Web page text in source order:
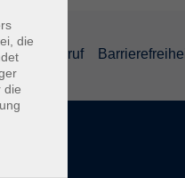
Widerruf
die
die